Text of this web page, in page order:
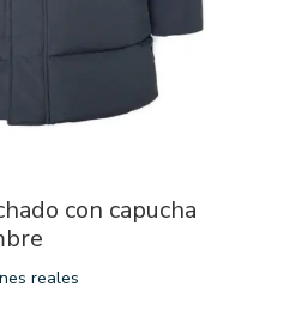
con capucha
reales